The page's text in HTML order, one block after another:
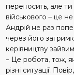
переносить, але
військового – це
Андрій не раз
через його
керівництву
– Це робота, тож,
різні ситуації.